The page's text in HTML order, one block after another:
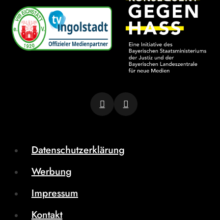
Datenschutzerklärung
Werbung
Impressum
Kontakt